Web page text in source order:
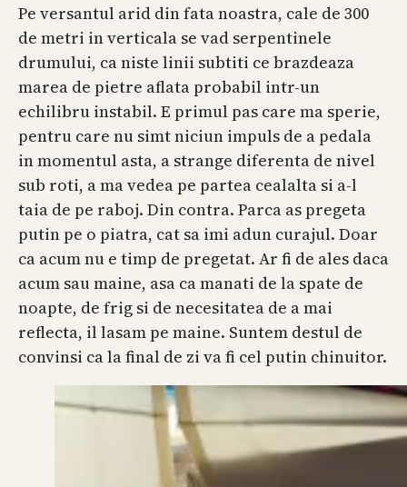
Pe versantul arid din fata noastra, cale de 300
de metri in verticala se vad serpentinele
drumului, ca niste linii subtiti ce brazdeaza
marea de pietre aflata probabil intr-un
echilibru instabil. E primul pas care ma sperie,
pentru care nu simt niciun impuls de a pedala
in momentul asta, a strange diferenta de nivel
sub roti, a ma vedea pe partea cealalta si a-l
taia de pe raboj. Din contra. Parca as pregeta
putin pe o piatra, cat sa imi adun curajul. Doar
ca acum nu e timp de pregetat. Ar fi de ales daca
acum sau maine, asa ca manati de la spate de
noapte, de frig si de necesitatea de a mai
reflecta, il lasam pe maine. Suntem destul de
convinsi ca la final de zi va fi cel putin chinuitor.